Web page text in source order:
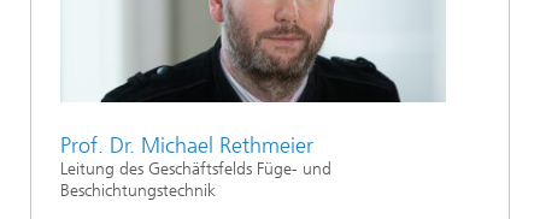
Prof. Dr. Michael Rethmeier
Leitung des Geschäftsfelds Füge- und
Beschichtungstechnik